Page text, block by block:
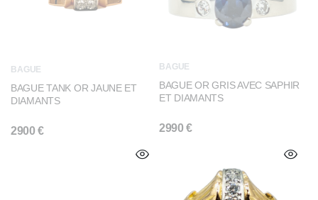
BAGUE
BAGUE TANK OR JAUNE ET
DIAMANTS
2900€
BAGUE
BAGUE OR GRIS AVEC SAPHIR
ET DIAMANTS
2990€